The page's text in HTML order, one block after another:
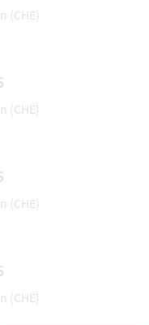
(CHE)
(CHE)
(CHE)
(CHE)